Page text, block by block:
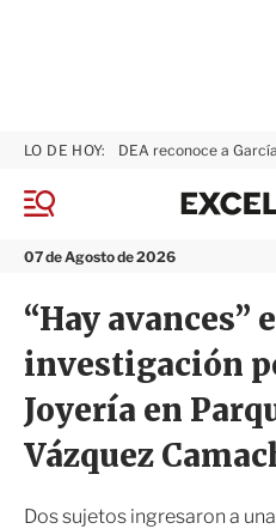
M
n
07 de Agosto de 2026
LO DE HOY: DEA reconoce a
“Hay avances”
investigación
Joyería en
Vázquez
Dos sujetos ingresaron a